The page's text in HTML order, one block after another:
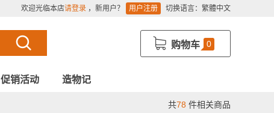
欢迎光临本店请登录 ，新用户？ 用户注册 切换语言： 繁體中文
购物车 0
促销活动 造物记
共78 件相关商品